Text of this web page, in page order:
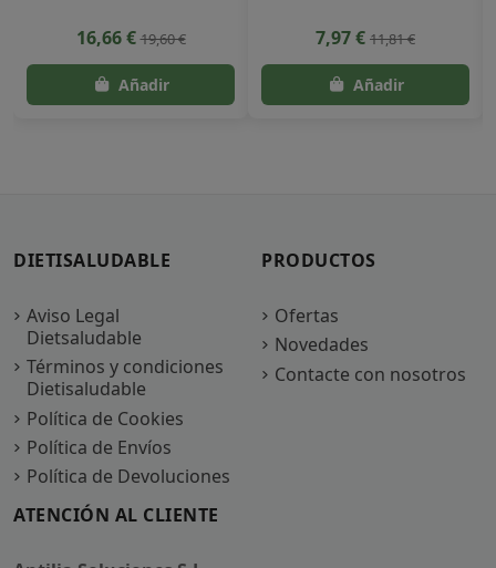
16,66 €19,60 € 7,97 € 11,81 €
DIETISALUDABLE
Aviso Legal
Dietsaludable
Términos y condiciones
Dietisaludable
Política de Cookies
Política de Envíos
Política de Devoluciones
PRODUCTOS
Ofertas
Novedades
Contacte con nosotros
ATENCIÓN AL CLIENTE